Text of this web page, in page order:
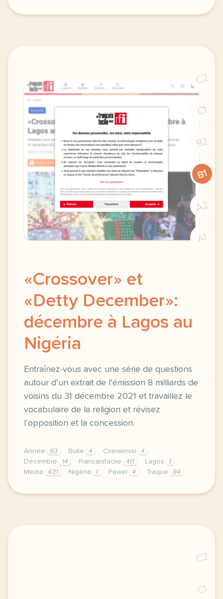
exercice a1 des nouvelles du 12 bis saynete 9 le
C2
C1
B2
B1
A2
A1
«Crossover» et
«Detty December»:
décembre à Lagos au
Nigéria
Entraînez-vous avec une série de questions
autour d’un extrait de l’émission 8 milliards de
voisins du 31 décembre 2021 et travaillez le
vocabulaire de la religion et révisez
l’opposition et la concession.
Année 63 Bulle 4 Czerwinski
4
Décembre
14 Francaisfacile 411 Lagos
1
Media
431 Nigéria 1 Pawel 4 Traque 84
exercice b2 crossover et detty december
C2
C1